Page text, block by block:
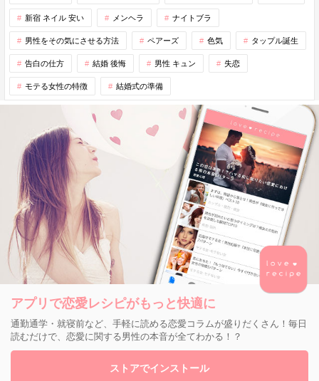
新宿 ネイル 安い メンヘラ ナイトブラ
男性をその気にさせる方法 ペアーズ 色気 タップル誕生
告白の仕方 結婚 後悔 男性 キュン 失恋
モテる女性の特徴 結婚式の準備
アプリで恋愛レシピがもっと快適に
通勤通学・就寝前など、手軽に読める恋愛コラムが盛りだくさん！毎日
読むだけで、恋愛に関する男性の本音が全てわかる！？
ストアでインストール